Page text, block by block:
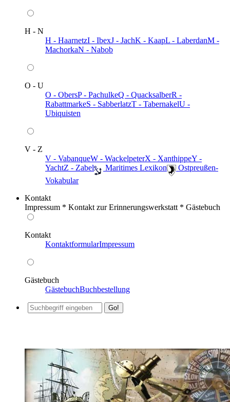
H - N
H - HaarnetzI - IbexJ - JachK - KaapL - LaberdanM -
MachorkaN - Nabob
O - U
O - ObersP - PachulkeQ - QuacksalberR -
RabattmarkeS - SabberlatzT - TabernakelU -
Ubiquisten
V - Z
V - VabanqueW - WackelpeterX - XanthippeY -
YachtZ - Zabel ️ Maritimes Lexikon
️ Ostpreußen-
Vokabular
Kontakt
Impressum * Kontakt zur Erinnerungswerkstatt * Gästebuch
Kontakt
KontaktformularImpressum
Gästebuch
GästebuchBuchbestellung